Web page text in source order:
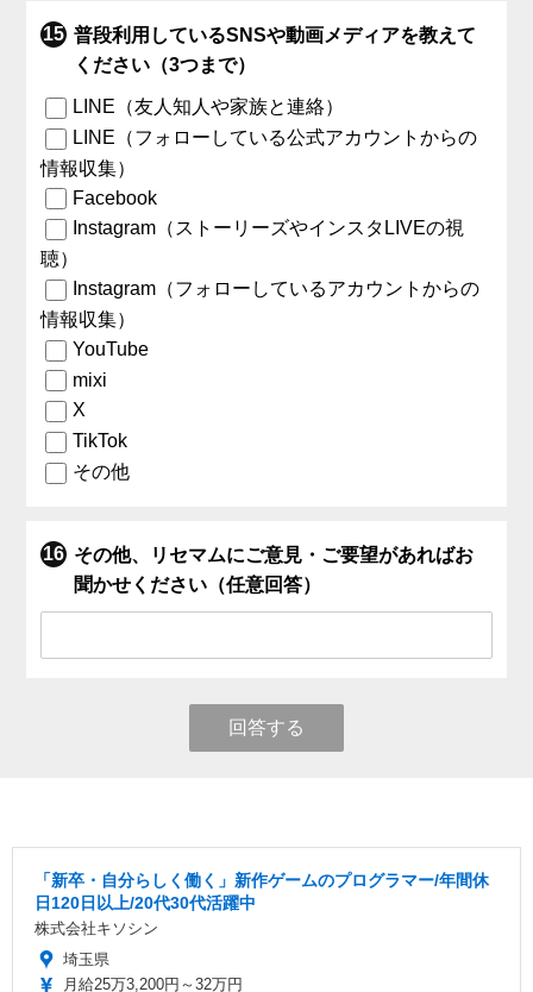
普段利用しているSNSや動画メディアを教えて
ください（3つまで）
LINE（友人知人や家族と連絡）
LINE（フォローしている公式アカウントからの
情報収集）
Facebook
Instagram（ストーリーズやインスタLIVEの視
聴）
Instagram（フォローしているアカウントからの
情報収集）
YouTube
mixi
X
TikTok
その他
その他、リセマムにご意見・ご要望があればお
聞かせください（任意回答）
回答する
「新卒・自分らしく働く」新作ゲームのプログラマー/年間休
日120日以上/20代30代活躍中
株式会社キソシン
埼玉県
月給25万3,200円～32万円